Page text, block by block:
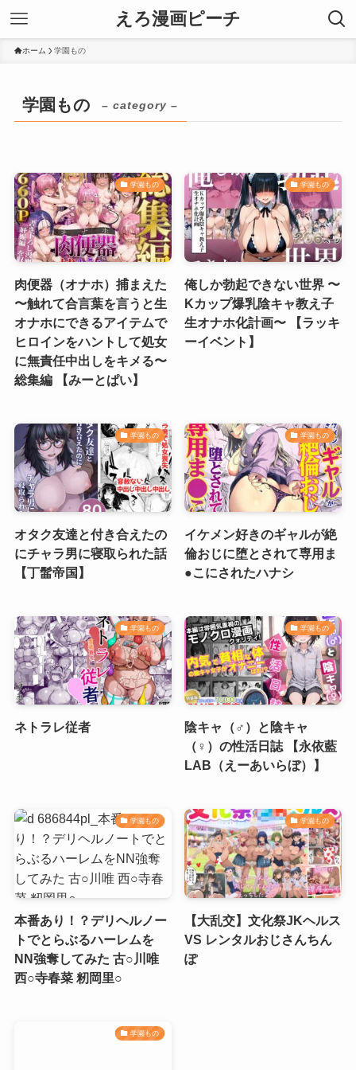
えろ漫画ピーチ
ホーム 学園もの
学園もの – category –
学園もの
肉便器（オナホ）捕まえた
〜触れて合言葉を言うと生
オナホにできるアイテムで
ヒロインをハントして処女
に無責任中出しをキメる〜
総集編 【みーとぱい】
学園もの
俺しか勃起できない世界 〜
Kカップ爆乳陰キャ教え子
生オナホ化計画〜 【ラッキ
ーイベント】
学園もの
オタク友達と付き合えたの
にチャラ男に寝取られた話
【丁髷帝国】
学園もの
イケメン好きのギャルが絶
倫おじに堕とされて専用ま
●こにされたハナシ
学園もの
ネトラレ従者
学園もの
陰キャ（♂）と陰キャ
（♀）の性活日誌 【永依藍
LAB（えーあいらぼ）】
学園もの
本番あり！？デリヘルノー
トでとらぶるハーレムを
NN強奪してみた 古○川唯
西○寺春菜 籾岡里○
学園もの
【大乱交】文化祭JKヘルス
VS レンタルおじさんちん
ぽ
学園もの